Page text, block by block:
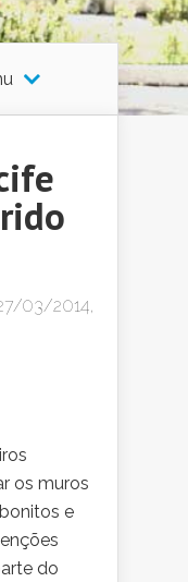
03/2014,
os muros
e
do